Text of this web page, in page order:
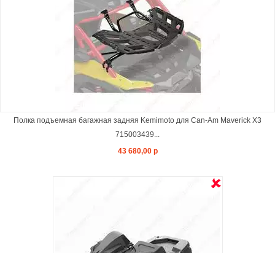
Полка подъемная багажная задняя Kemimoto для Can-Am Maverick X3
715003439...
43 680,00 р